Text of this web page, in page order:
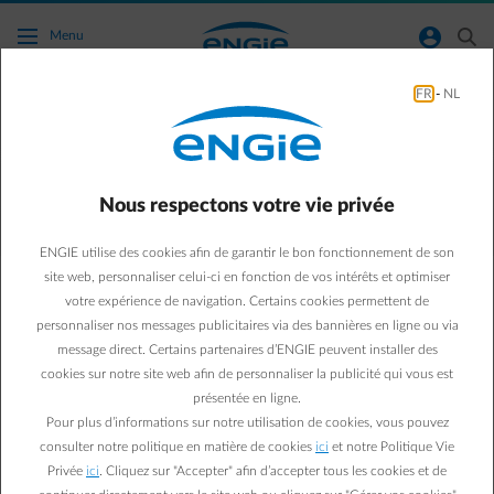
Accéder au contenu principal
Menu normal-account-circle search
Comment puis-je déclarer mon
déménagement ?
votre nouvel immeuble :
votre nouvelle adresse
dateà laquelle vous recevez les clés (= date à laquelle votre
contrat doit démarrer)
(Comment savoir si mon compteur est
ouvert ou fermé ?)
le(s) numéro(s) de compteur(s)et les index pour l'électricité et / ou
le gaz, si les compteurs sont actifs (Si un compteur digital a été
installé, vous ne devez plus fournir ces données pour les énergies
FR - NL
Nous respectons votre vie privée
ENGIE utilise des cookies afin de garantir le bon fonctionnement de son
site web, personnaliser celui-ci en fonction de vos intérêts et optimiser
votre expérience de navigation. Certains cookies permettent de
personnaliser nos messages publicitaires via des bannières en ligne ou via
message direct. Certains partenaires d’ENGIE peuvent installer des
cookies sur notre site web afin de personnaliser la publicité qui vous est
présentée en ligne.
Pour plus d’informations sur notre utilisation de cookies, vous pouvez
consulter notre politique en matière de cookies ici et notre Politique Vie
Privée ici . Cliquez sur "Accepter" afin d’accepter tous les cookies et de